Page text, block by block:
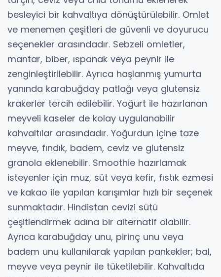
besleyici bir kahvaltıya dönüştürülebilir. Omlet
ve menemen çeşitleri de güvenli ve doyurucu
seçenekler arasındadır. Sebzeli omletler,
mantar, biber, ıspanak veya peynir ile
zenginleştirilebilir. Ayrıca haşlanmış yumurta
yanında karabuğday patlağı veya glutensiz
krakerler tercih edilebilir. Yoğurt ile hazırlanan
meyveli kaseler de kolay uygulanabilir
kahvaltılar arasındadır. Yoğurdun içine taze
meyve, fındık, badem, ceviz ve glutensiz
granola eklenebilir. Smoothie hazırlamak
isteyenler için muz, süt veya kefir, fıstık ezmesi
ve kakao ile yapılan karışımlar hızlı bir seçenek
sunmaktadır. Hindistan cevizi sütü
çeşitlendirmek adına bir alternatif olabilir.
Ayrıca karabuğday unu, pirinç unu veya
badem unu kullanılarak yapılan pankekler; bal,
meyve veya peynir ile tüketilebilir. Kahvaltıda